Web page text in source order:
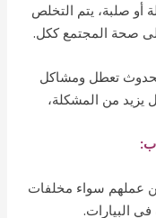
يتم التخلص
المجتمع ككل.
تعطل ومشاكل
من المشكلة،
سواء مخلفات